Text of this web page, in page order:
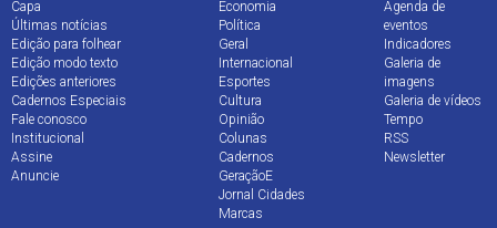
Capa
Últimas notícias
Edição para folhear
Edição modo texto
Edições anteriores
Cadernos Especiais
Fale conosco
Institucional
Assine
Anuncie
Economia
Política
Geral
Internacional
Esportes
Cultura
Opinião
Colunas
Cadernos
GeraçãoE
Jornal Cidades
Marcas
Agenda de
eventos
Indicadores
Galeria de
imagens
Galeria de vídeos
Tempo
RSS
Newsletter